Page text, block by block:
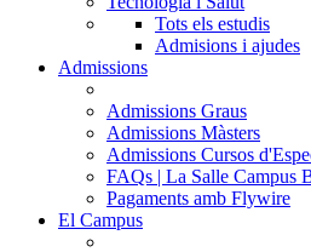
Tots els estudis
Admisions i ajudes
Admissions
Admissions Graus
Admissions Màsters
Admissions Cursos
FAQs | La Salle Campus
Pagaments amb Flywire
El Campus